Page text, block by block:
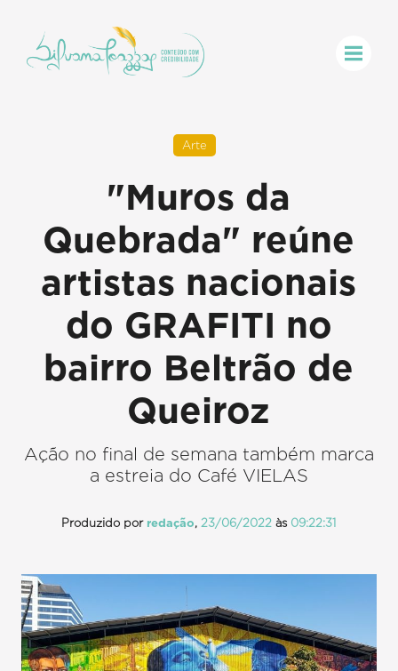
Arte
"Muros da
Quebrada" reúne
artistas nacionais
do GRAFITI no
bairro Beltrão de
Queiroz
Ação no final de semana também marca
a estreia do Café VIELAS
Produzido por redação, 23/06/2022 às 09:22:31